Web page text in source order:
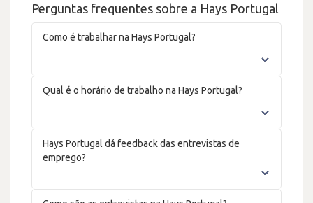
Perguntas frequentes sobre a Hays Portugal
Como é trabalhar na Hays Portugal?
Qual é o horário de trabalho na Hays Portugal?
Hays Portugal dá feedback das entrevistas de
emprego?